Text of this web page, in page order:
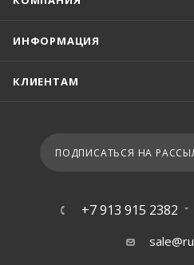
ИНФОРМАЦИЯ
КЛИЕНТАМ
ПОДПИСАТЬСЯ НА
+7 913 915 2382